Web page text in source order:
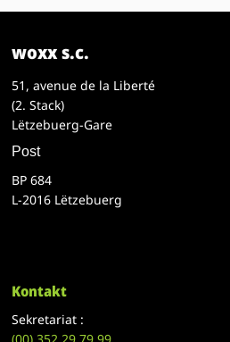
woxx s.c.
51, avenue de la Liberté
(2. Stack)
Lëtzebuerg-Gare
Post
BP 684
L-2016 Lëtzebuerg
Kontakt
Sekretariat :
(00)352 29 79 99